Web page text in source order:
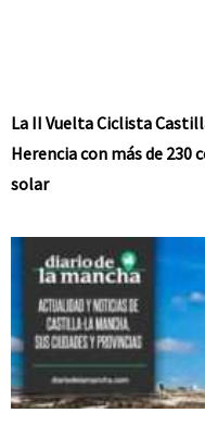
La II Vuelta Ciclista
Herencia con más de 230
solar